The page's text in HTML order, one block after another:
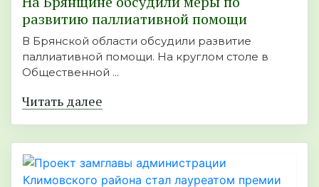
развитию паллиативной помощи
В Брянской области обсудили развитие
паллиативной помощи. На круглом столе в
Общественной ...
Читать далее